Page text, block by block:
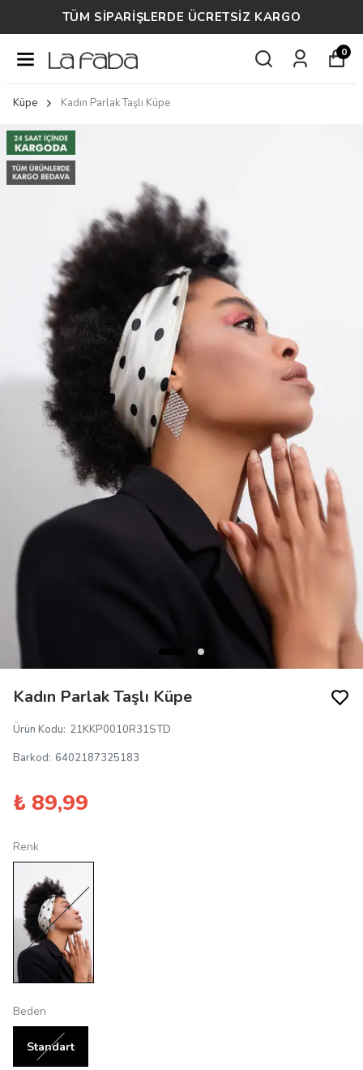
TÜM SİPARİŞLERDE ÜCRETSİZ KARGO
0
Küpe Kadın Parlak Taşlı Küpe
Kadın Parlak Taşlı Küpe
Ürün Kodu: 21KKP0010R31STD
Barkod: 6402187325183
₺ 89,99
Renk
Beden
Standart